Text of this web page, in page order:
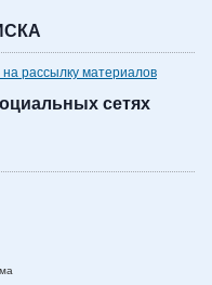
на рассылку материалов
сетях